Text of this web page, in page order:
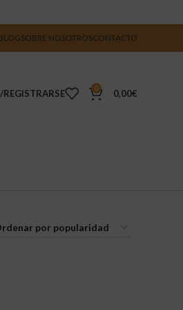
SOBRE NOSOTROSCONTACTO
0 0,00€